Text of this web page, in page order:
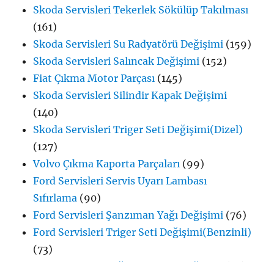
Skoda Servisleri Tekerlek Sökülüp Takılması
(161)
Skoda Servisleri Su Radyatörü Değişimi (159)
Skoda Servisleri Salıncak Değişimi (152)
Fiat Çıkma Motor Parçası (145)
Skoda Servisleri Silindir Kapak Değişimi
(140)
Skoda Servisleri Triger Seti Değişimi(Dizel)
(127)
Volvo Çıkma Kaporta Parçaları (99)
Ford Servisleri Servis Uyarı Lambası
Sıfırlama (90)
Ford Servisleri Şanzıman Yağı Değişimi (76)
Ford Servisleri Triger Seti Değişimi(Benzinli)
(73)